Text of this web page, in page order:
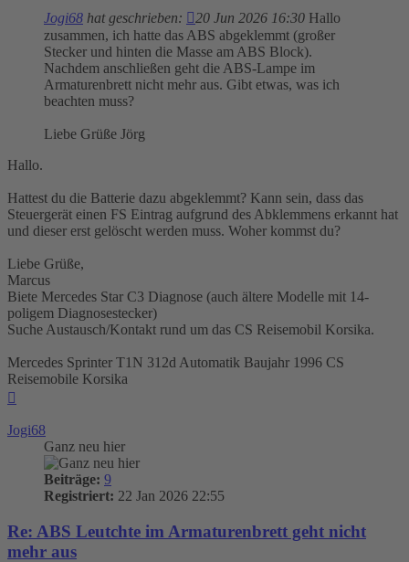
Jogi68 hat geschrieben: 20 Jun 2026 16:30 Hallo
zusammen, ich hatte das ABS abgeklemmt (großer
Stecker und hinten die Masse am ABS Block).
Nachdem anschließen geht die ABS-Lampe im
Armaturenbrett nicht mehr aus. Gibt etwas, was ich
beachten muss?
Liebe Grüße Jörg
Hallo.
Hattest du die Batterie dazu abgeklemmt? Kann sein, dass das
Steuergerät einen FS Eintrag aufgrund des Abklemmens erkannt hat
und dieser erst gelöscht werden muss. Woher kommst du?
Liebe Grüße,
Marcus
Biete Mercedes Star C3 Diagnose (auch ältere Modelle mit 14-
poligem Diagnosestecker)
Suche Austausch/Kontakt rund um das CS Reisemobil Korsika.
Mercedes Sprinter T1N 312d Automatik Baujahr 1996 CS
Reisemobile Korsika
Jogi68
Ganz neu hier
Beiträge: 9
Registriert: 22 Jan 2026 22:55
Re: ABS Leutchte im Armaturenbrett geht nicht
mehr aus